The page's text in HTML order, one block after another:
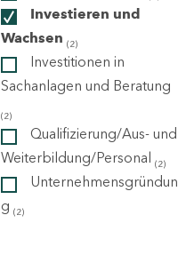
Investieren und
Wachsen (2)
Investitionen in
Sachanlagen und Beratung
(2)
Qualifizierung/Aus- und
Weiterbildung/Personal (2)
Unternehmensgründun
g (2)